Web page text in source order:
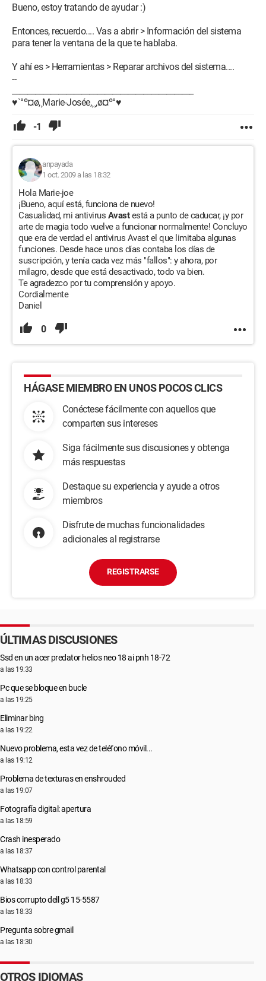
Bueno, estoy tratando de ayudar :)
Entonces, recuerdo.... Vas a abrir > Información del sistema
para tener la ventana de la que te hablaba.
Y ahí es > Herramientas > Reparar archivos del sistema....
--
♥`°º¤ø,¸Marie-Josée,¸¸,ø¤º°♥
-1
anpayada
1 oct. 2009 a las 18:32
Hola Marie-joe
¡Bueno, aquí está, funciona de nuevo!
Casualidad, mi antivirus Avastestá a punto de caducar, ¡y por
arte de magia todo vuelve a funcionar normalmente! Concluyo
que era de verdad el antivirus Avast el que limitaba algunas
funciones. Desde hace unos días contaba los días de
suscripción, y tenía cada vez más "fallos": y ahora, por
milagro, desde que está desactivado, todo va bien.
Te agradezco por tu comprensión y apoyo.
Cordialmente
Daniel
0
HÁGASE MIEMBRO EN UNOS POCOS CLICS
Conéctese fácilmente con aquellos que
comparten sus intereses
Siga fácilmente sus discusiones y obtenga
más respuestas
Destaque su experiencia y ayude a otros
miembros
Disfrute de muchas funcionalidades
adicionales al registrarse
REGISTRARSE
ÚLTIMAS DISCUSIONES
Ssd en un acer predator helios neo 18 ai pnh 18-72
a las 19:33
Pc que se bloque en bucle
a las 19:25
Eliminar bing
a las 19:22
Nuevo problema, esta vez de teléfono móvil...
a las 19:12
Problema de texturas en enshrouded
a las 19:07
Fotografía digital: apertura
a las 18:59
Crash inesperado
a las 18:37
Whatsapp con control parental
a las 18:33
Bios corrupto dell g5 15-5587
a las 18:33
Pregunta sobre gmail
a las 18:30
OTROS IDIOMAS